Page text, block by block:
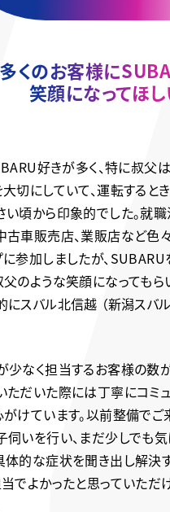
多くのお客様に
笑顔になってほ
好きが多く、特に叔父
切にしていて、運転すると
い頃から印象的でした。就
古車販売店、業販店など色
に参加しましたが、
父のような笑顔になっても
にスバル北信越 （新潟スバ
少なく担当するお客様の数
ただいた際には丁寧にコミ
がけています。以前整備でご
伺いを行い、まだ少しでも
体的な症状を聞き出し解決
当でよかったと思っていた